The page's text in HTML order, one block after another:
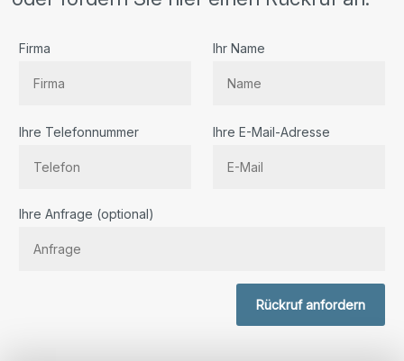
Firma Ihr Name
Ihre Telefonnummer Ihre E-Mail-Adresse
Ihre Anfrage (optional)
Rückruf anfordern